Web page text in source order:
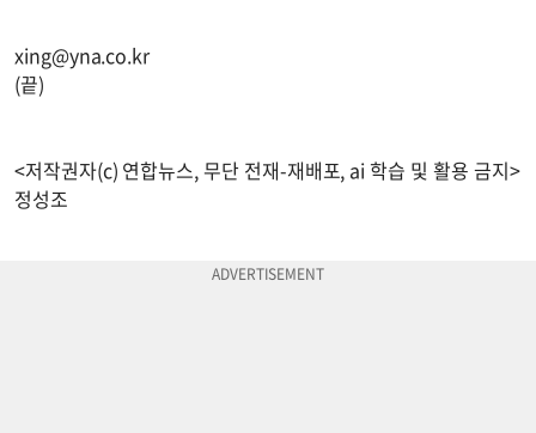
xing@yna.co.kr
(끝)
<저작권자(c) 연합뉴스, 무단 전재-재배포, ai 학습 및 활용 금지>
정성조